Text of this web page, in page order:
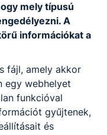
a varrat hibáit
KÉPZÉSHEZ
amely
zárul. A hegesztő
mely típusú
A
információkat a
fájl, amely akkor
egy webhelyet
funkcióval
gyűjtenek,
és